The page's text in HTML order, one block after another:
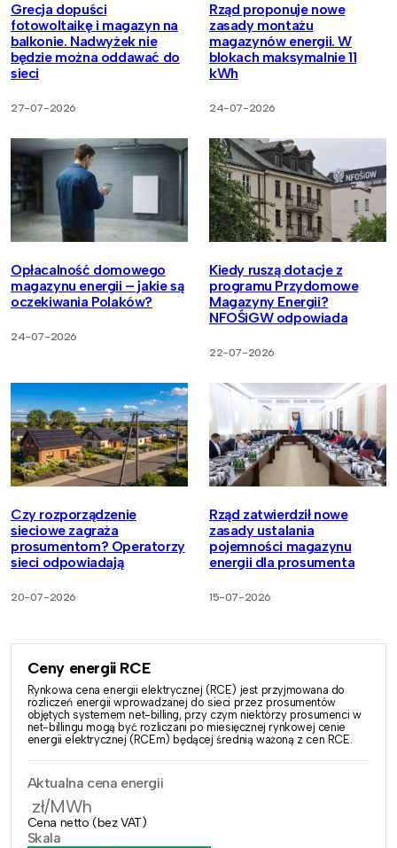
Grecja dopuści
fotowoltaikę i magazyn na
balkonie. Nadwyżek nie
będzie można oddawać do
sieci
27-07-2026
Rząd proponuje nowe
zasady montażu
magazynów energii. W
blokach maksymalnie 11
kWh
24-07-2026
Opłacalność domowego
magazynu energii – jakie są
oczekiwania Polaków?
24-07-2026
Kiedy ruszą dotacje z
programu Przydomowe
Magazyny Energii?
NFOŚiGW odpowiada
22-07-2026
Czy rozporządzenie
sieciowe zagraża
prosumentom? Operatorzy
sieci odpowiadają
20-07-2026
Rząd zatwierdził nowe
zasady ustalania
pojemności magazynu
energii dla prosumenta
15-07-2026
Ceny energii RCE
Rynkowa cena energii elektrycznej (RCE) jest przyjmowana do
rozliczeń energii wprowadzanej do sieci przez prosumentów
objętych systemem net-billing, przy czym niektórzy prosumenci w
net-billingu mogą być rozliczani po miesięcznej rynkowej cenie
energii elektrycznej (RCEm) będącej średnią ważoną z cen RCE.
Aktualna cena energii
zł/MWh
Cena netto (bez VAT)
Skala